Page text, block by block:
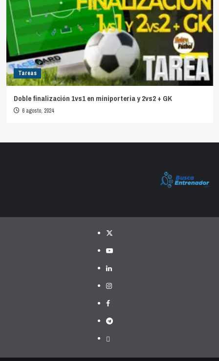
Tareas
Doble finalización 1vs1 en miniporteria y 2vs2 + GK
6 agosto, 2024
Twitter
YouTube
LinkedIn
Instagram
Facebook
Telegram
PayPal